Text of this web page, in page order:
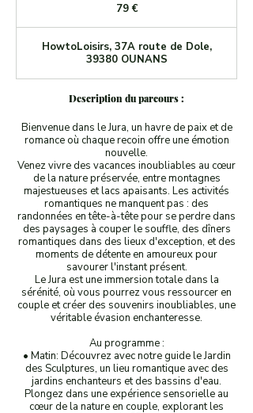
79 €
HowtoLoisirs, 37A route de Dole,
39380 OUNANS
Description du parcours :
Bienvenue dans le Jura, un havre de paix et de
romance où chaque recoin offre une émotion
nouvelle.
Venez vivre des vacances inoubliables au cœur
de la nature préservée, entre montagnes
majestueuses et lacs apaisants. Les activités
romantiques ne manquent pas : des
randonnées en tête-à-tête pour se perdre dans
des paysages à couper le souffle, des dîners
romantiques dans des lieux d'exception, et des
moments de détente en amoureux pour
savourer l'instant présent.
Le Jura est une immersion totale dans la
sérénité, où vous pourrez vous ressourcer en
couple et créer des souvenirs inoubliables, une
véritable évasion enchanteresse.
Au programme :
• Matin: Découvrez avec notre guide le Jardin
des Sculptures, un lieu romantique avec des
jardins enchanteurs et des bassins d'eau.
Plongez dans une expérience sensorielle au
cœur de la nature en couple, explorant les